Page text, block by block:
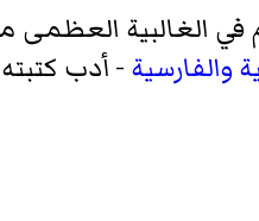
في الغالبية
والفارسية- أدب